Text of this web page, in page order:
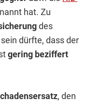
hat. Zu
des
dürfte, dass der
gering beziffert
, den